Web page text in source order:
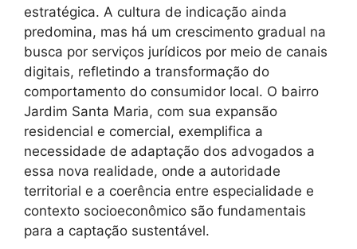
estratégica. A cultura de indicação ainda
predomina, mas há um crescimento gradual na
busca por serviços jurídicos por meio de canais
digitais, refletindo a transformação do
comportamento do consumidor local. O bairro
Jardim Santa Maria, com sua expansão
residencial e comercial, exemplifica a
necessidade de adaptação dos advogados a
essa nova realidade, onde a autoridade
territorial e a coerência entre especialidade e
contexto socioeconômico são fundamentais
para a captação sustentável.